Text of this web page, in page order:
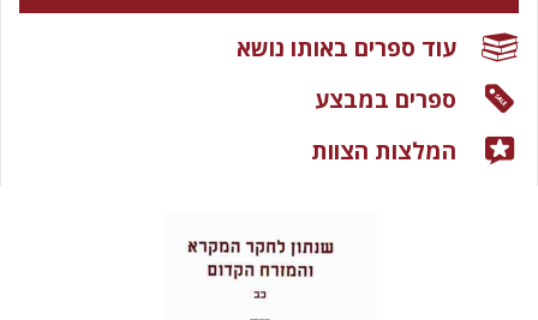
עוד ספרים באותו נושא
ספרים במבצע
המלצות הצוות